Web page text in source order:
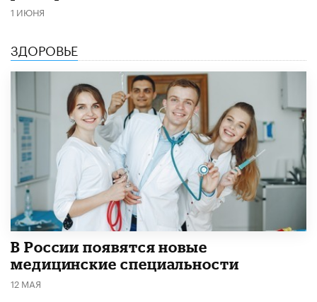
1 ИЮНЯ
ЗДОРОВЬЕ
В России появятся новые
медицинские специальности
12 МАЯ